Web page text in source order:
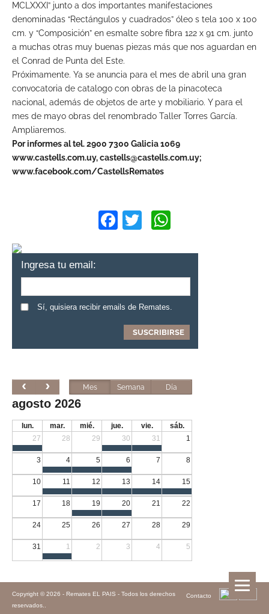
MCLXXXI” junto a dos importantes manifestaciones
denominadas “Rectángulos y cuadrados” óleo s tela 100 x 100
cm. y “Composición” en esmalte sobre fibra 122 x 91 cm. junto
a muchas otras muy buenas piezas más que nos aguardan en
el Conrad de Punta del Este.
Próximamente. Ya se anuncia para el mes de abril una gran
convocatoria de catalogo con obras de la pinacoteca
nacional, además de objetos de arte y mobiliario. Y para el
mes de mayo obras del renombrado Taller Torres García.
Ampliaremos.
Por informes al tel. 2900 7300 Galicia 1069
www.castells.com.uy,castells@castells.com.uy;
www.facebook.com/CastellsRemates
Facebook
Twitter
Ingresa tu email:
Sí, quisiera recibir emails de Remates.
Mes Semana Día
agosto 2026
lun. mar. mié. jue. vie.
sáb.
27
28 29 30 31 1
3 4 5 6 7 8
10 11 12 13 14 15
17 18 19 20 21 22
24 25 26 27 28 29
31 1 2 3 4 5
Contacto
Copyright © 2026 - Remates EL PAIS - Todos los derechos
reservados..